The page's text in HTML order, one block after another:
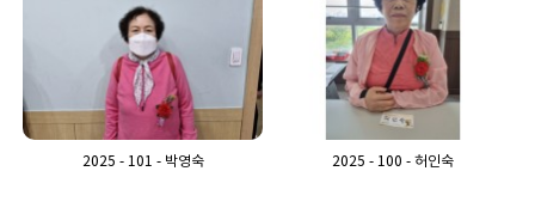
2025 - 101 - 박영숙 2025 - 100 - 허인숙